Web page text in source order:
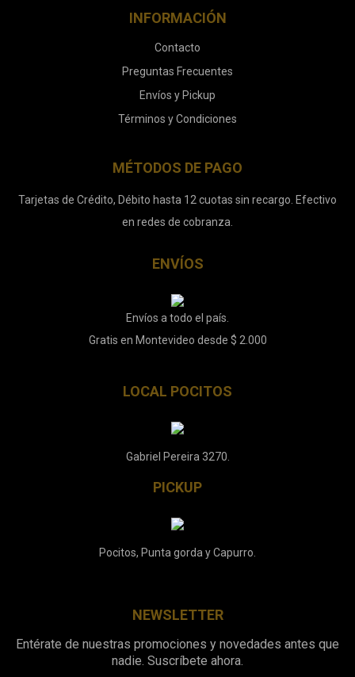
INFORMACIÓN
Contacto
Preguntas Frecuentes
Envíos y Pickup
Términos y Condiciones
MÉTODOS DE PAGO
Tarjetas de Crédito, Débito hasta 12 cuotas sin recargo. Efectivo
en redes de cobranza.
ENVÍOS
Envíos a todo el país.
Gratis en Montevideo desde $ 2.000
LOCAL POCITOS
Gabriel Pereira 3270.
PICKUP
Pocitos, Punta gorda y Capurro.
NEWSLETTER
Entérate de nuestras promociones y novedades antes que
nadie. Suscríbete ahora.